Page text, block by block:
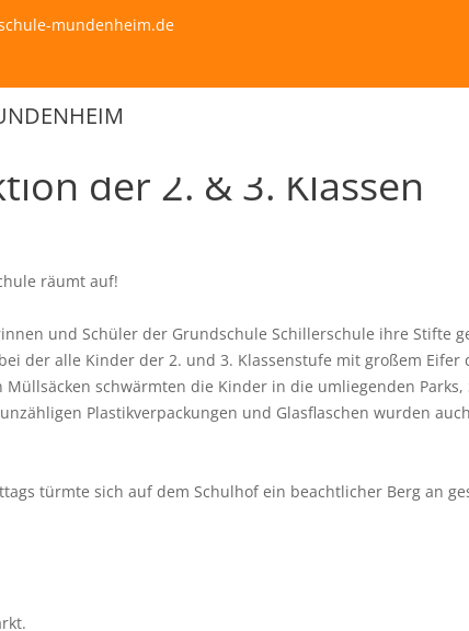
mundenheim.de
der 2. & 3. Klassen
räumt auf!
und Schüler der Grundschule Schillerschule ihre Stifte
der alle Kinder der 2. und 3. Klassenstufe mit großem Eifer
schwärmten die Kinder in die umliegenden
Plastikverpackungen und Glasflaschen wurden
türmte sich auf dem Schulhof ein beachtlicher Berg an